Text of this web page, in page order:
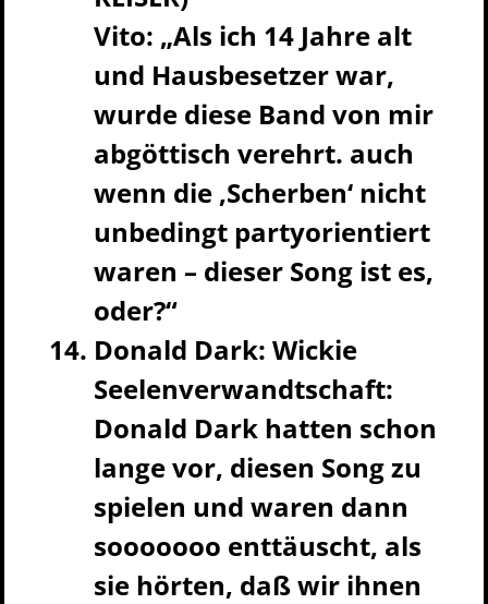
Vito: „Als ich 14 Jahre alt
und Hausbesetzer war,
wurde diese Band von mir
abgöttisch verehrt. auch
wenn die ‚Scherben‘ nicht
unbedingt partyorientiert
waren – dieser Song ist es,
oder?“
Donald Dark: Wickie
Seelenverwandtschaft:
Donald Dark hatten schon
lange vor, diesen Song zu
spielen und waren dann
sooooooo enttäuscht, als
sie hörten, daß wir ihnen